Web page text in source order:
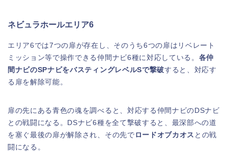
ネビュラホールエリア6
エリア6では7つの扉が存在し、そのうち6つの扉はリベレート
ミッション等で操作できる仲間ナビ6種に対応している。 各仲
間ナビのSPナビをバスティングレベルSで撃破すると、対応す
る扉を解除可能。
扉の先にある青色の魂を調べると、対応する仲間ナビのDSナビ
との戦闘になる。DSナビ6種を全て撃破すると、最深部への道
を塞ぐ最後の扉が解除され、その先で ロードオブカオス との戦
闘になる。